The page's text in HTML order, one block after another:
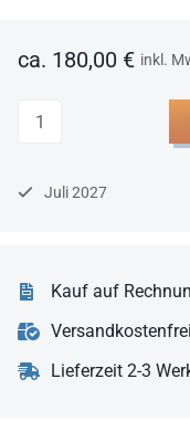
ca. 180,00 € inkl.
Anzahl
Juli 2027
Kauf auf
Versandkostenfrei
Lieferzeit 2-3